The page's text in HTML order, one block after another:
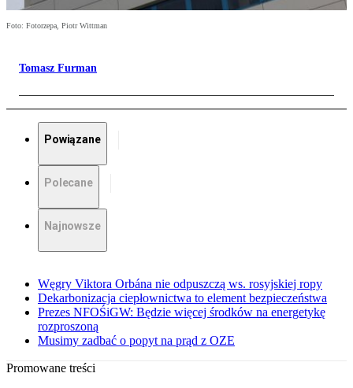
Foto: Fotorzepa, Piotr Wittman
Tomasz Furman
Powiązane
Polecane
Najnowsze
Węgry Viktora Orbána nie odpuszczą ws. rosyjskiej ropy
Dekarbonizacja ciepłownictwa to element bezpieczeństwa
Prezes NFOŚiGW: Będzie więcej środków na energetykę
rozproszoną
Musimy zadbać o popyt na prąd z OZE
Promowane treści